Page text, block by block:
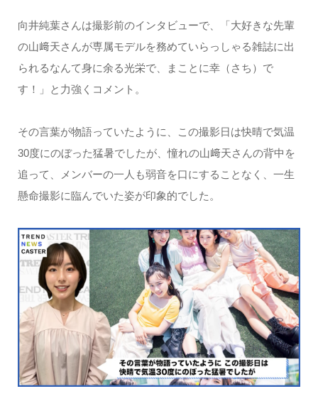
向井純葉さんは撮影前のインタビューで、「大好きな先輩
の山﨑天さんが専属モデルを務めていらっしゃる雑誌に出
られるなんて身に余る光栄で、まことに幸（さち）で
す！」と力強くコメント。
その言葉が物語っていたように、この撮影日は快晴で気温
30度にのぼった猛暑でしたが、憧れの山﨑天さんの背中を
追って、メンバーの一人も弱音を口にすることなく、一生
懸命撮影に臨んでいた姿が印象的でした。